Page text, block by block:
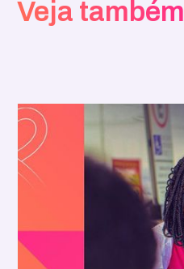
Veja também